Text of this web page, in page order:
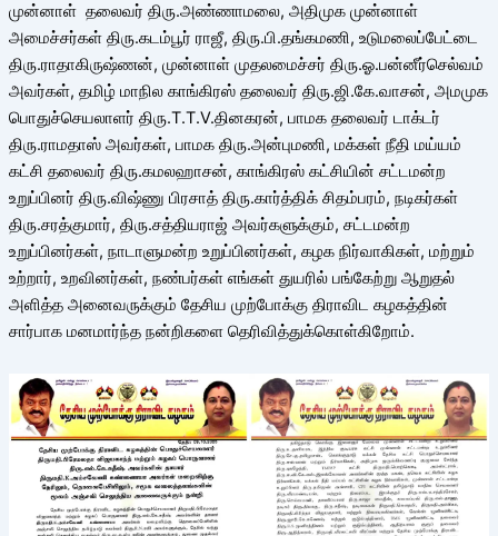
முன்னாள் தலைவர் திரு.அண்ணாமலை, அதிமுக முன்னாள்
அமைச்சர்கள் திரு.கடம்பூர் ராஜீ, திரு.பி.தங்கமணி, உடுமலைப்பேட்டை
திரு.ராதாகிருஷ்ணன், முன்னாள் முதலமைச்சர் திரு.ஓ.பன்னீர்செல்வம்
அவர்கள், தமிழ் மாநில காங்கிரஸ் தலைவர் திரு.ஜி.கே.வாசன், அமமுக
பொதுச்செயலாளர் திரு.T.T.V.தினகரன், பாமக தலைவர் டாக்டர்
திரு.ராமதாஸ் அவர்கள், பாமக திரு.அன்புமணி, மக்கள் நீதி மய்யம்
கட்சி தலைவர் திரு.கமலஹாசன், காங்கிரஸ் கட்சியின் சட்டமன்ற
உறுப்பினர் திரு.விஷ்ணு பிரசாத் திரு.கார்த்திக் சிதம்பரம், நடிகர்கள்
திரு.சரத்குமார், திரு.சத்தியராஜ் அவர்களுக்கும், சட்டமன்ற
உறுப்பினர்கள், நாடாளுமன்ற உறுப்பினர்கள், கழக நிர்வாகிகள், மற்றும்
உற்றார், உறவினர்கள், நண்பர்கள் எங்கள் துயரில் பங்கேற்று ஆறுதல்
அளித்த அனைவருக்கும் தேசிய முற்போக்கு திராவிட கழகத்தின்
சார்பாக மனமார்ந்த நன்றிகளை தெரிவித்துக்கொள்கிறோம்.